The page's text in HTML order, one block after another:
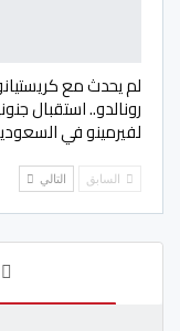
لم يحدث مع
رونالدو.. استقبال
لفيرمينو في
السابق التالي